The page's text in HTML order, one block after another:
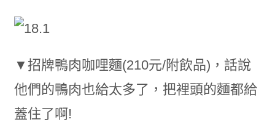
▼招牌鴨肉咖哩麵(210元/附飲品)，話說
他們的鴨肉也給太多了，把裡頭的麵都給
蓋住了啊!